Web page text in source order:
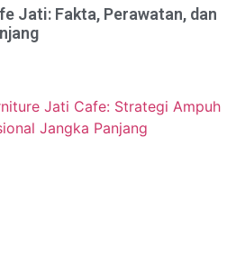
Jati: Fakta, Perawatan, dan